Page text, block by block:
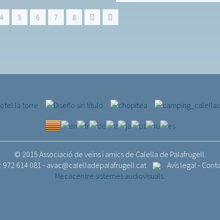
4 5 6 7 8
© 2015 Associació de veïns i amics de Calella de Palafrugell.
972 614 081 - avac@calelladepalafrugell.cat Avís legal -
Mecacentre sistemes audiovisuals.